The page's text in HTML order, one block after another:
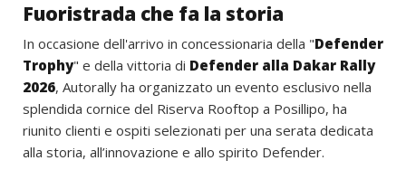
Fuoristrada che fa la storia
In occasione dell'arrivo in concessionaria della "Defender
Trophy" e della vittoria di Defender alla Dakar Rally
2026, Autorally ha organizzato un evento esclusivo nella
splendida cornice del Riserva Rooftop a Posillipo, ha
riunito clienti e ospiti selezionati per una serata dedicata
alla storia, all’innovazione e allo spirito Defender.